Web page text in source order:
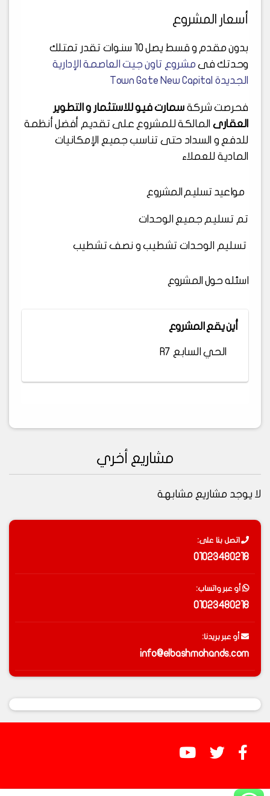
أسعار المشروع
بدون مقدم و قسط يصل 10 سنوات تقدر تمتلك
وحدتك فى مشروع تاون جيت العاصمة الإدارية
الجديدة Town Gate New Capital
فحرصت شركةسمارت فيو للاستثمار و التطوير
العقارى المالكة للمشروع على تقديم أفضل أنظمة
للدفع و السداد حتى تناسب جميع الإمكانيات
المادية للعملاء
مواعيد تسليم المشروع
تم تسليم جميع الوحدات
تسليم الوحدات تشطيب و نصف تشطيب
اسئله حول المشروع
أين يقع المشروع
الحي السابع R7
مشاريع أخري
لا يوجد مشاريع مشابهة
اتصل بنا على:
01023480218
أو عبر واتساب:
01023480218
أو عبر بريدنا:
info@elbashmohands.com